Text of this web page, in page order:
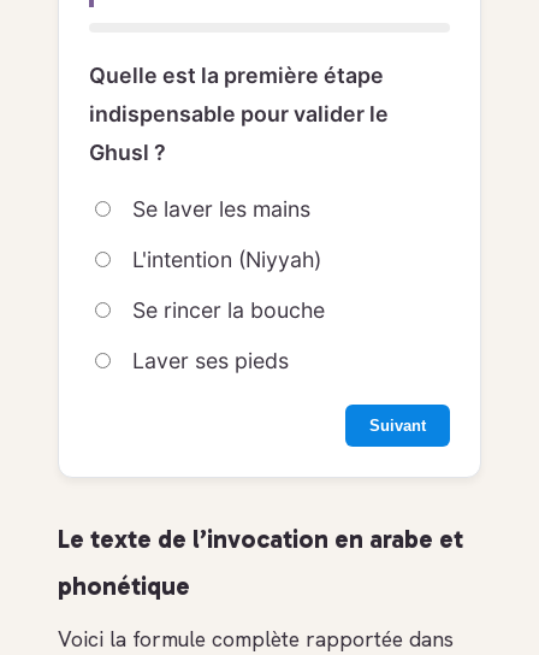
Quelle est la première étape
indispensable pour valider le
Ghusl ?
Se laver les mains
L'intention (Niyyah)
Se rincer la bouche
Laver ses pieds
Suivant
Le texte de l’invocation en arabe et
phonétique
Voici la formule complète rapportée dans